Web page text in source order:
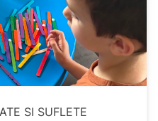
SI SUFLETE